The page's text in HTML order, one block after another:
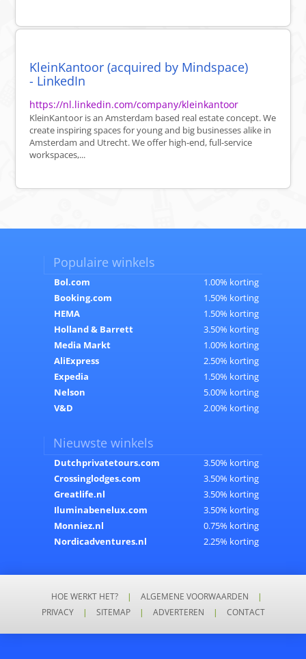
KleinKantoor (acquired by Mindspace)
- LinkedIn
https://nl.linkedin.com/company/kleinkantoor
KleinKantoor is an Amsterdam based real estate concept. We
create inspiring spaces for young and big businesses alike in
Amsterdam and Utrecht. We offer high-end, full-service
workspaces,...
Populaire winkels
Bol.com
1.00% korting
Booking.com
1.50% korting
HEMA
1.50% korting
Holland & Barrett
3.50% korting
Media Markt
1.00% korting
AliExpress
2.50% korting
Expedia
1.50% korting
Nelson
5.00% korting
V&D
2.00% korting
Nieuwste winkels
Dutchprivatetours.com
3.50% korting
Crossinglodges.com
3.50% korting
Greatlife.nl
3.50% korting
Iluminabenelux.com
3.50% korting
Monniez.nl
0.75% korting
Nordicadventures.nl
2.25% korting
HOE WERKT HET? | ALGEMENE VOORWAARDEN
|
PRIVACY
| SITEMAP | ADVERTEREN | CONTACT